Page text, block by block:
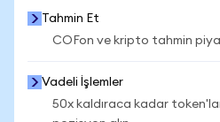
Tahmin Et
COFon ve kripto tahmin
Vadeli İşlemler
50x kaldıraca kadar